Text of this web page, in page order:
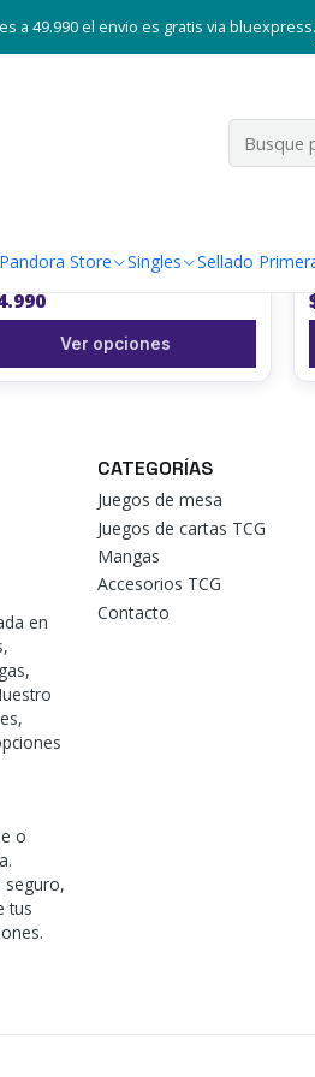
Store Singles Sellado
a 49.990 el envio es gratis via bluexpress.
Inicio Fabrica Pandora
-
DE DADOS TORRE
ESPIRAL
Ver opciones
en
o
seguro,
tus
CATEGORÍAS
Juegos de mesa
Juegos de cartas TCG
Mangas
Accesorios TCG
Contacto